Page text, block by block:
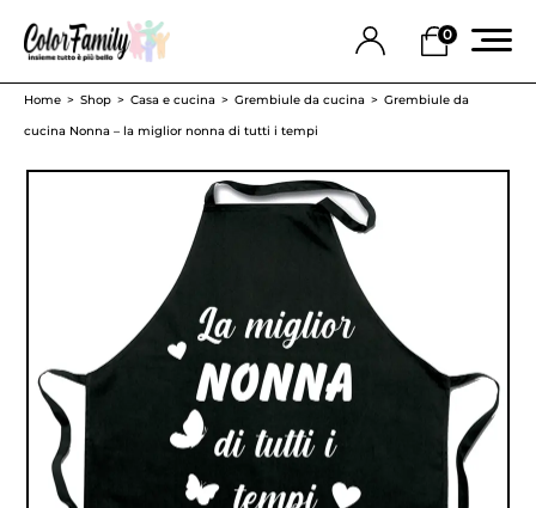
0
Home Shop Casa e cucina Grembiule da cucina
Grembiule da
cucina Nonna – la miglior nonna di tutti i tempi